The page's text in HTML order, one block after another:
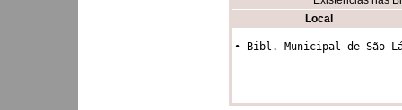
Local
• Bibl. Municipal de São